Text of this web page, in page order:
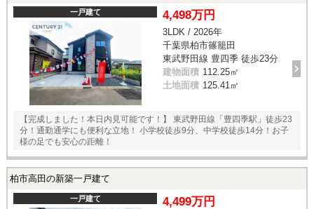
一戸建て 4,498万円
3LDK / 2026年
千葉県柏市篠籠田
東武野田線 豊四季 徒歩23分
建物面積 112.25㎡
土地面積 125.41㎡
【完成しました！本日内見可能です！】 東武野田線「豊四季駅」徒歩23
分！通勤通学にも便利な立地！ 小学校徒歩9分、中学校徒歩14分！お子
様の足でも安心の距離！
柏市高田の新築一戸建て
一戸建て 4,499万円